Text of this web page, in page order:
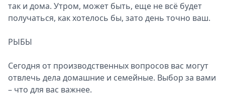
так и дома. Утром, может быть, еще не всё будет
получаться, как хотелось бы, зато день точно ваш.
РЫБЫ
Сегодня от производственных вопросов вас могут
отвлечь дела домашние и семейные. Выбор за вами
– что для вас важнее.